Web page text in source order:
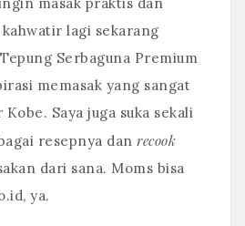
masak praktis dan
lagi sekarang
Serbaguna Premium
memasak yang sangat
Saya juga suka sekali
resepnya dan recook
dari sana. Moms bisa
ya.